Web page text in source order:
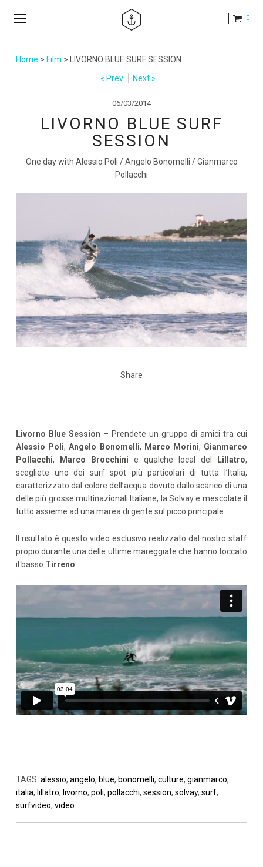
0
Home > Film > LIVORNO BLUE SURF SESSION
« Prev
Next »
06/03/2014
LIVORNO BLUE SURF
SESSION
One day with Alessio Poli / Angelo Bonomelli / Gianmarco
Pollacchi
Share
Livorno Blue Session – Prendete un gruppo di amici tra cui
Alessio Poli,Angelo Bonomelli, Marco Morini, Gianmarco
Pollacchi, Marco Brocchini e qualche local del Lillatro,
scegliete uno dei surf spot più particolari di tutta l’Italia,
caratterizzato dal colore dell’acqua dovuto dallo scarico di una
delle più grosse multinazionali Italiane, la Solvay e mescolate il
tutto assieme ad una marea di gente sul picco principale.
Il risultato è questo video esclusivo realizzato dal nostro staff
propio durante una delle ultime mareggiate che hanno toccato
il basso Tirreno
TAGS: alessio, angelo, blue, bonomelli, culture, gianmarco,
italia, lillatro, livorno, poli, pollacchi, session, solvay, surf,
surfvideo, video